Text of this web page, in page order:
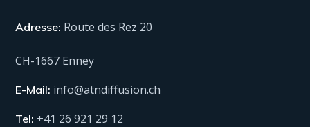
Adresse: Route des Rez 20
CH-1667 Enney
E-Mail: info@atndiffusion.ch
Tel: +41 26 921 29 12